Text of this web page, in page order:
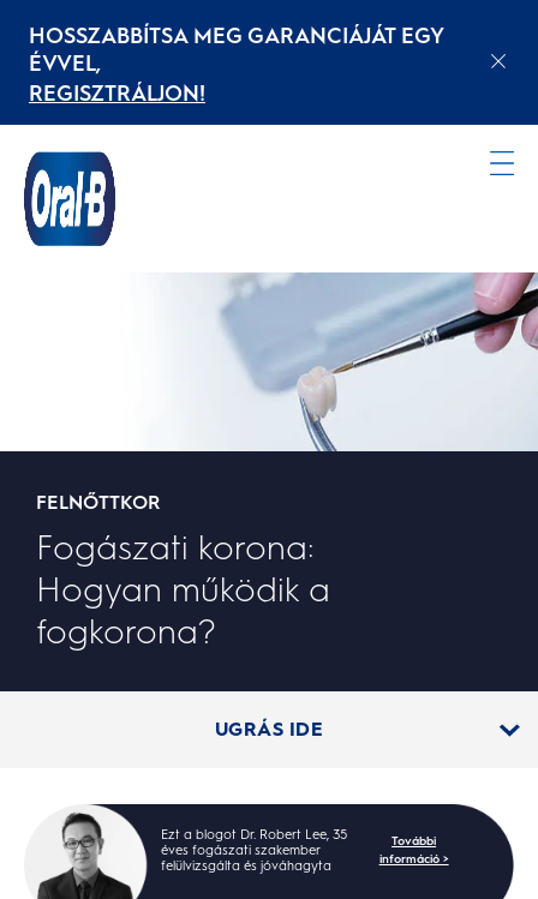
HOSSZABBÍTSA MEG GARANCIÁJÁT EGY
ÉVVEL,
REGISZTRÁLJON!
FELNŐTTKOR
Fogászati korona:
Hogyan működik a
fogkorona?
UGRÁS IDE
Ezt a blogot Dr. Robert Lee, 35
éves fogászati szakember
felülvizsgálta és jóváhagyta
További
információ >